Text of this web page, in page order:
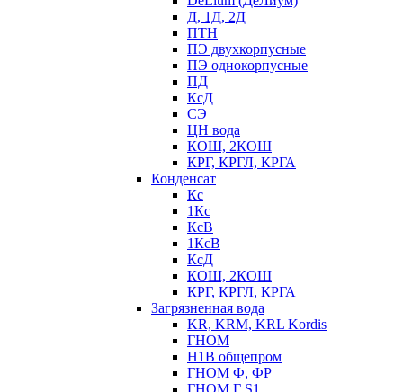
Д, 1Д, 2Д
ПТН
ПЭ двухкорпусные
ПЭ однокорпусные
ПД
КсД
СЭ
ЦН вода
КОШ, 2КОШ
КРГ, КРГЛ, КРГА
Конденсат
Кс
1Кс
КсВ
1КсВ
КсД
КОШ, 2КОШ
КРГ, КРГЛ, КРГА
Загрязненная вода
KR, KRM, KRL Kordis
ГНОМ
Н1В общепром
ГНОМ Ф, ФР
ГНОМ Г S1